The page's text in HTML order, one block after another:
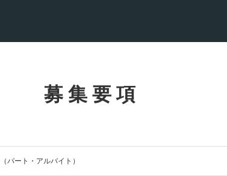
募集要項
パート・アルバイト）